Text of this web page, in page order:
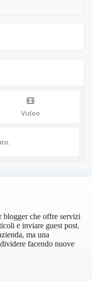
Video
blogger che offre servizi
e inviare guest post.
ma una
facendo nuove